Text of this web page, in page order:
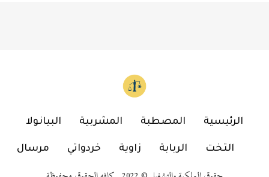
الرئيسية المصطبة المشربية البيانولا
التخت الربابة زاوية خردواتي مرسال